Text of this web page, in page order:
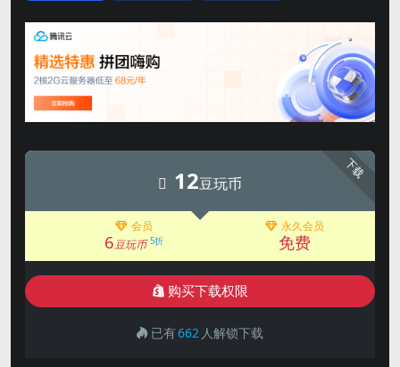
下载
12豆玩币
会员
6豆玩币 5折
永久会员
免费
购买下载权限
已有662 人解锁下载